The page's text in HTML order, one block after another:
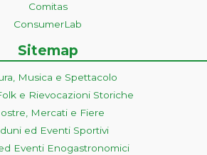
Comitas
ConsumerLab
Sitemap
Musica e Spettacolo
e Rievocazioni Storiche
Mercati e Fiere
ed Eventi Sportivi
Eventi Enogastronomici